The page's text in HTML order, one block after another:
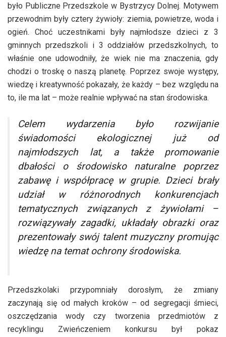
było Publiczne Przedszkole w Bystrzycy Dolnej. Motywem
przewodnim były cztery żywioły: ziemia, powietrze, woda i
ogień. Choć uczestnikami były najmłodsze dzieci z 3
gminnych przedszkoli i 3 oddziałów przedszkolnych, to
właśnie one udowodniły, że wiek nie ma znaczenia, gdy
chodzi o troskę o naszą planetę. Poprzez swoje występy,
wiedzę i kreatywność pokazały, że każdy – bez względu na
to, ile ma lat – może realnie wpływać na stan środowiska.
Celem wydarzenia było rozwijanie
świadomości ekologicznej już od
najmłodszych lat, a także promowanie
dbałości o środowisko naturalne poprzez
zabawę i współpracę w grupie. Dzieci brały
udział w różnorodnych konkurencjach
tematycznych związanych z żywiołami –
rozwiązywały zagadki, układały obrazki oraz
prezentowały swój talent muzyczny promując
wiedzę na temat ochrony środowiska.
Przedszkolaki przypomniały dorosłym, że zmiany
zaczynają się od małych kroków – od segregacji śmieci,
oszczędzania wody czy tworzenia przedmiotów z
recyklingu Zwieńczeniem konkursu był pokaz